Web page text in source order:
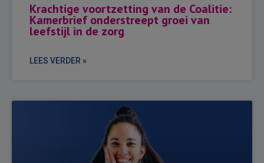
Krachtige voortzetting van de Coalitie:
Kamerbrief onderstreept groei van
leefstijl in de zorg
LEES VERDER »